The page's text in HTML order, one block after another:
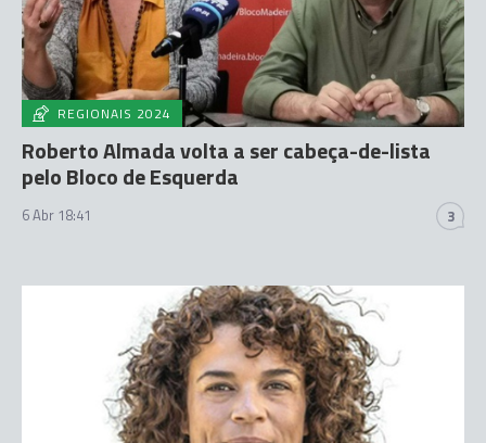
REGIONAIS 2024
Roberto Almada volta a ser cabeça-de-lista
pelo Bloco de Esquerda
6 Abr 18:41 3